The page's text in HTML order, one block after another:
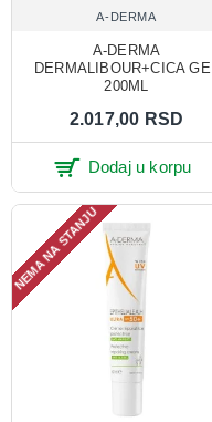
A-DERMA
A-DERMA
DERMALIBOUR+CICA GEL
200ML
2.017,00 RSD
Dodaj u korpu
NEMA NA STANJU